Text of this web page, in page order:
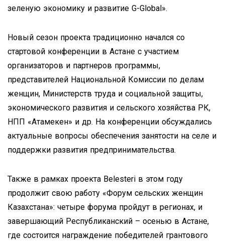
зеленую экономику и развитие G-Global».
Новый сезон проекта традиционно начался со
стартовой конференции в Астане с участием
организаторов и партнеров программы,
представителей Национальной Комиссии по делам
женщин, Министерств труда и социальной защиты,
экономического развития и сельского хозяйства РК,
НПП «Атамекен» и др. На конференции обсуждались
актуальные вопросы обеспечения занятости на селе и
поддержки развития предпринимательства.
Также в рамках проекта Belesteri в этом году
продолжит свою работу «Форум сельских женщин
Казахстана»: четыре форума пройдут в регионах, и
завершающий Республиканский – осенью в Астане,
где состоится награждение победителей грантового